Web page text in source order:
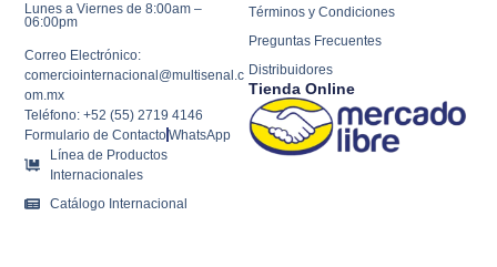
Términos y Condiciones
Preguntas Frecuentes
Distribuidores
Tienda Online
Lunes a Viernes de 8:00am –
06:00pm
Correo Electrónico:
comerciointernacional@multisenal.c
om.mx
Teléfono: +52 (55) 2719 4146
Formulario de ContactoWhatsApp
Línea de Productos
Internacionales
Catálogo Internacional